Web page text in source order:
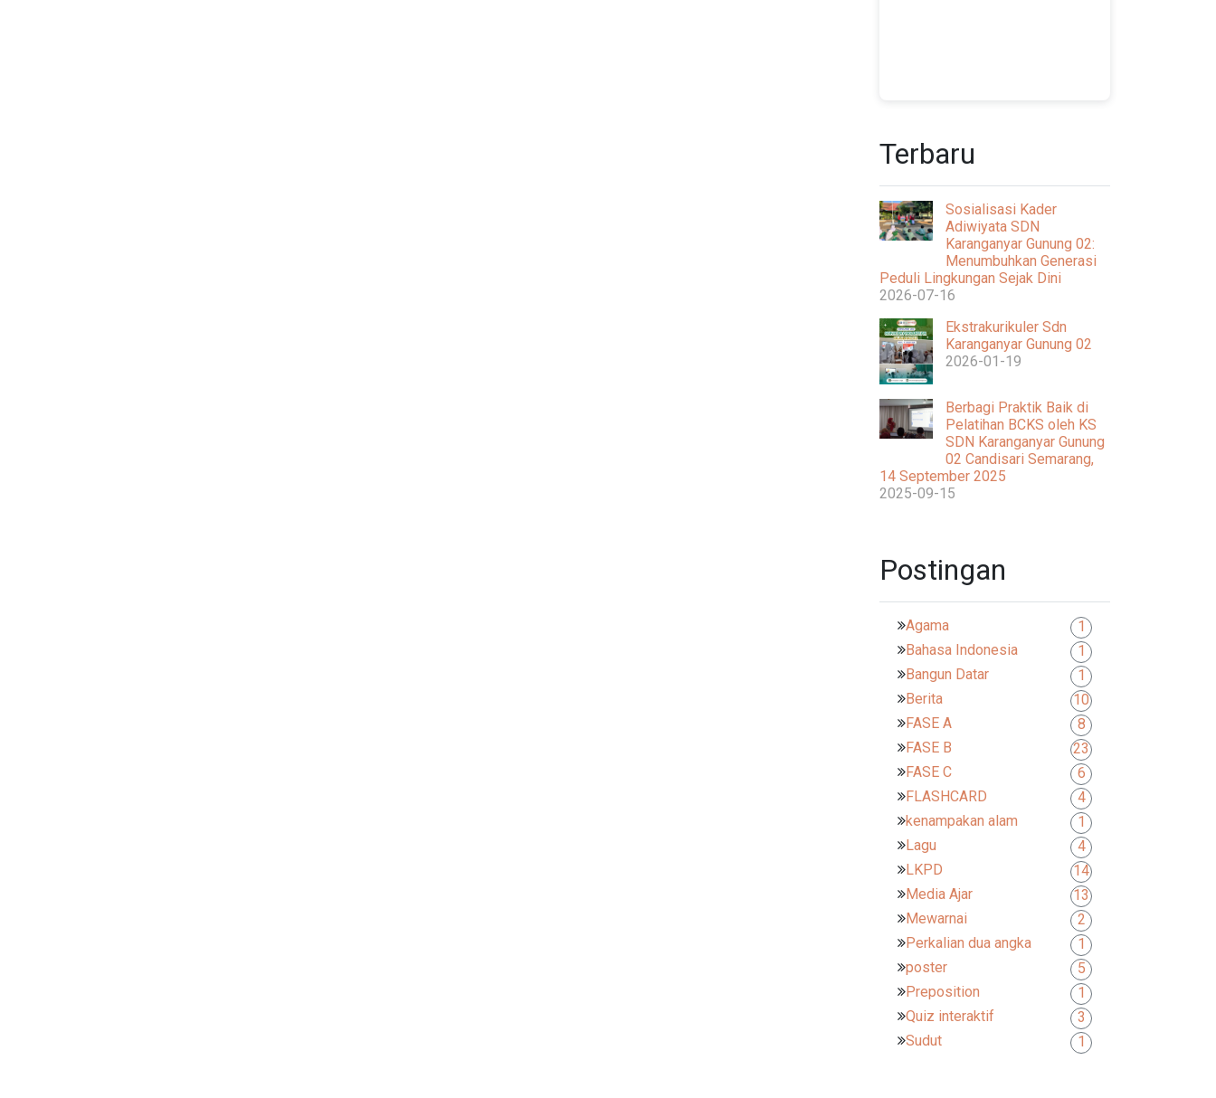
Terbaru
Sosialisasi Kader
Adiwiyata SDN
Karanganyar Gunung 02:
Menumbuhkan Generasi
Peduli Lingkungan Sejak Dini
2026-07-16
Ekstrakurikuler Sdn
Karanganyar Gunung 02
2026-01-19
Berbagi Praktik Baik di
Pelatihan BCKS oleh KS
SDN Karanganyar Gunung
02 Candisari Semarang,
14 September 2025
2025-09-15
Postingan
Agama
1
Bahasa Indonesia
1
Bangun Datar
1
Berita
10
FASE A
8
FASE B
23
FASE C
6
FLASHCARD
4
kenampakan alam
1
Lagu
4
LKPD
14
Media Ajar
13
Mewarnai
2
Perkalian dua angka
1
poster
5
Preposition
1
Quiz interaktif
3
Sudut
1